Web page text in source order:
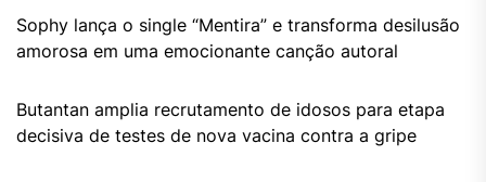
Sophy lança o single “Mentira” e transforma desilusão
amorosa em uma emocionante canção autoral
Butantan amplia recrutamento de idosos para etapa
decisiva de testes de nova vacina contra a gripe